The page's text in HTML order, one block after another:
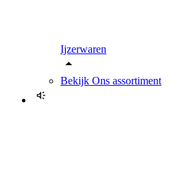
Ijzerwaren
Bekijk Ons assortiment